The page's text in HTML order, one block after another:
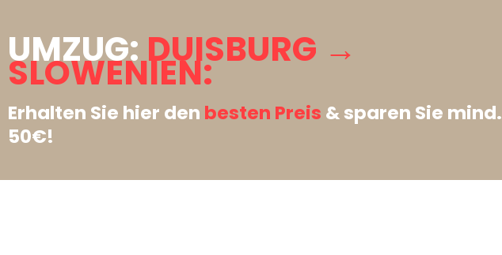
UMZUG:DUISBURG →
SLOWENIEN:
Erhalten Sie hier den besten Preis & sparen Sie mind.
50€!